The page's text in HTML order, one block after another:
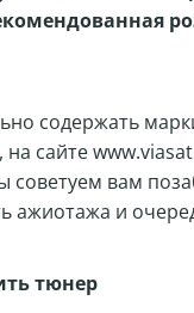
содержать
на сайте
вам
ажиотажа и
тюнер